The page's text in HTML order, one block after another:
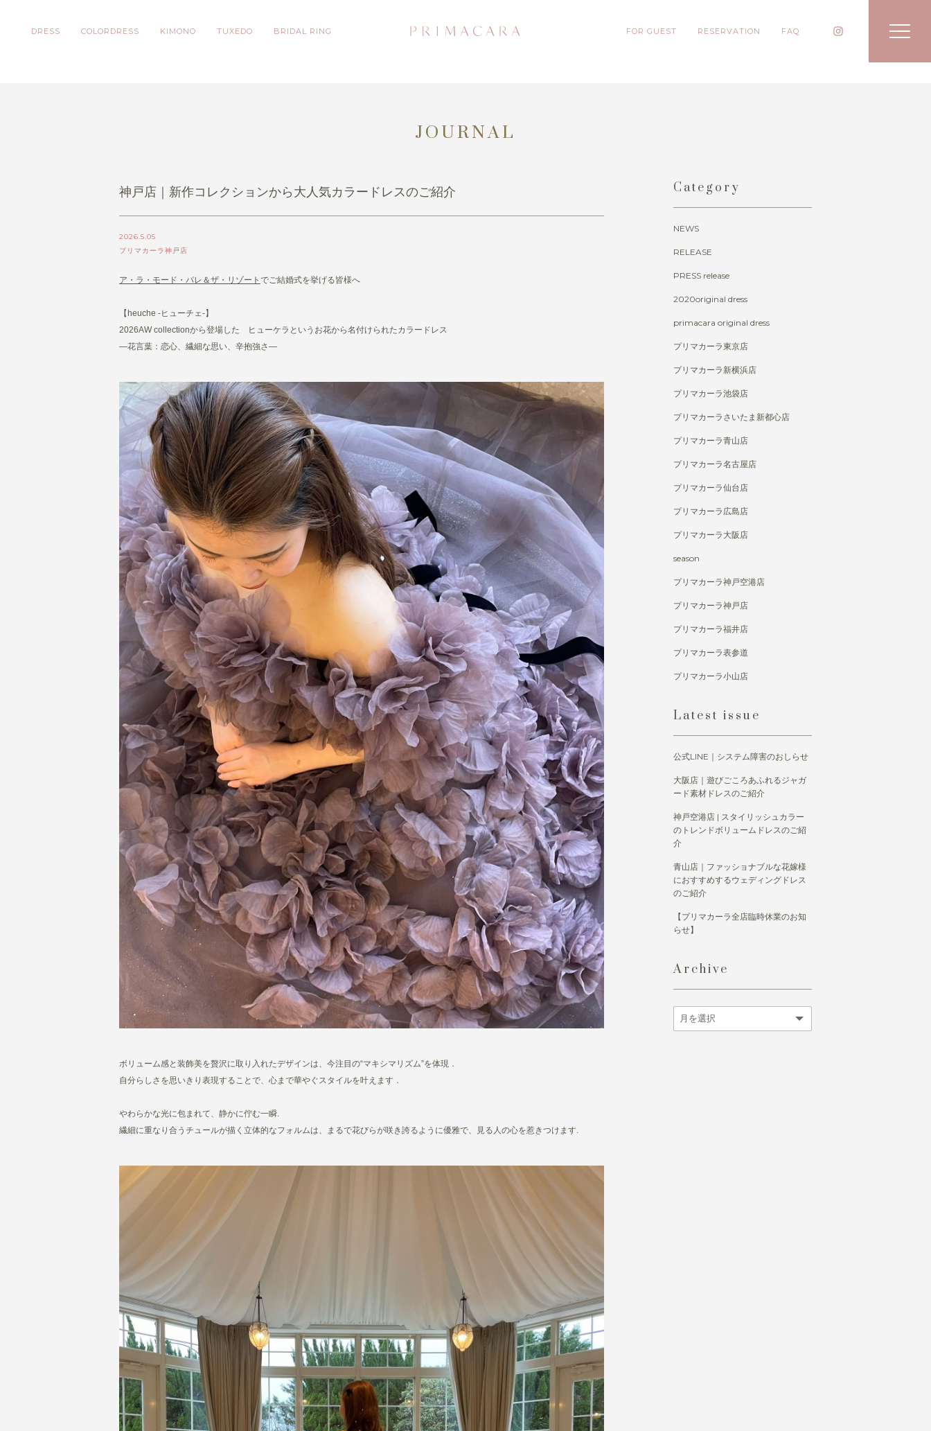
DRESS COLORDRESS KIMONO TUXEDO BRIDAL RING FOR GUEST RESERVATION FAQ
JOURNAL
神戸店｜新作コレクションから大人気カラードレスのご紹介
2026.5.05
プリマカーラ神戸店
ア・ラ・モード・パレ＆ザ・リゾート でご結婚式を挙げる皆様へ
【heuche -ヒューチェ-】
2026AW collectionから登場した
ヒューケラというお花から名付けられたカラードレス
―花言葉：恋心、繊細な思い、辛抱強さ―
ボリューム感と装飾美を贅沢に取り入れたデザインは、今注目の“マキシマリズム”を体現．
自分らしさを思いきり表現することで、心まで華やぐスタイルを叶えます．
やわらかな光に包まれて、静かに佇む一瞬.
繊細に重なり合うチュールが描く立体的なフォルムは、まるで花びらが咲き誇るように優雅で、見る人の心を惹きつけます.
Category
NEWS
RELEASE
PRESS release
2020original dress
primacara original dress
プリマカーラ東京店
プリマカーラ新横浜店
プリマカーラ池袋店
プリマカーラさいたま新都心店
プリマカーラ青山店
プリマカーラ名古屋店
プリマカーラ仙台店
プリマカーラ広島店
プリマカーラ大阪店
season
プリマカーラ神戸空港店
プリマカーラ神戸店
プリマカーラ福井店
プリマカーラ表参道
プリマカーラ小山店
Latest issue
公式LINE｜システム障害のおしらせ
大阪店｜遊びごころあふれるジャガ
ード素材ドレスのご紹介
神戸空港店 | スタイリッシュカラー
のトレンドボリュームドレスのご紹
介
青山店｜ファッショナブルな花嫁様
におすすめするウェディングドレス
のご紹介
【プリマカーラ全店臨時休業のお知
らせ】
Archive